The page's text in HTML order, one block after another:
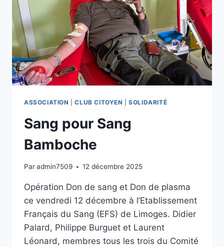
ASSOCIATION |CLUB CITOYEN |SOLIDARITÉ
Sang pour Sang
Bamboche
Paradmin7509 12 décembre 2025
Opération Don de sang et Don de plasma
ce vendredi 12 décembre à l’Etablissement
Français du Sang (EFS) de Limoges. Didier
Palard, Philippe Burguet et Laurent
Léonard, membres tous les trois du Comité